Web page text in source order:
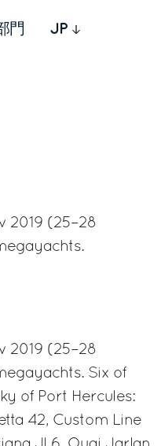
門 JP
2019 (25–28
2019 (25–28
Six of
of Port Hercules:
42, Custom Line